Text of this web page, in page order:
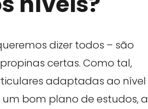
dizer todos – são
certas. Como tal,
adaptadas ao nível
bom plano de estudos, a